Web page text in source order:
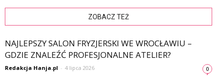
ZOBACZ TEŻ
NAJLEPSZY SALON FRYZJERSKI WE WROCŁAWIU –
GDZIE ZNALEŹĆ PROFESJONALNE ATELIER?
Redakcja Hanja.pl - 4 lipca 2026 0